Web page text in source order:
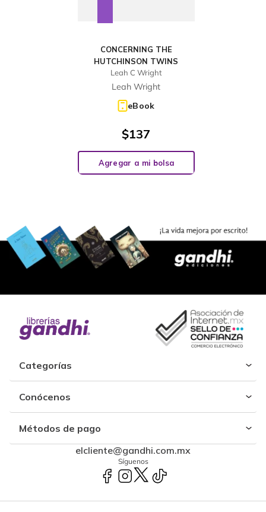
CONCERNING THE
HUTCHINSON TWINS
Leah C Wright
Leah Wright
eBook
$137
Agregar a mi bolsa
Categorías
Conócenos
Métodos de pago
elcliente@gandhi.com.mx
Síguenos